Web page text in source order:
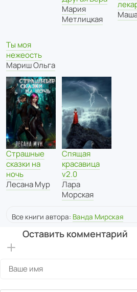
Ты моя
нежеость
Мариш Ольга
Мария
Метлицкая
Страшные
сказки на
ночь
Лесана Мур
Спящая
красавица
v2.0
Лара
Морская
Все книги автора: Ванда Мирская
Оставить комментарий